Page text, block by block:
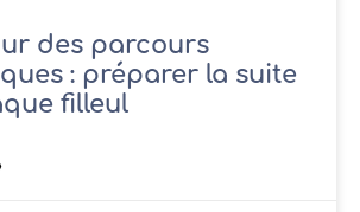
des parcours
: préparer la suite
filleul